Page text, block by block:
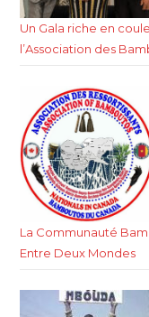
Un Gala riche en
l’Association des
La Communauté
Entre Deux Mondes